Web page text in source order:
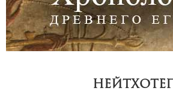
Нейтхотеп